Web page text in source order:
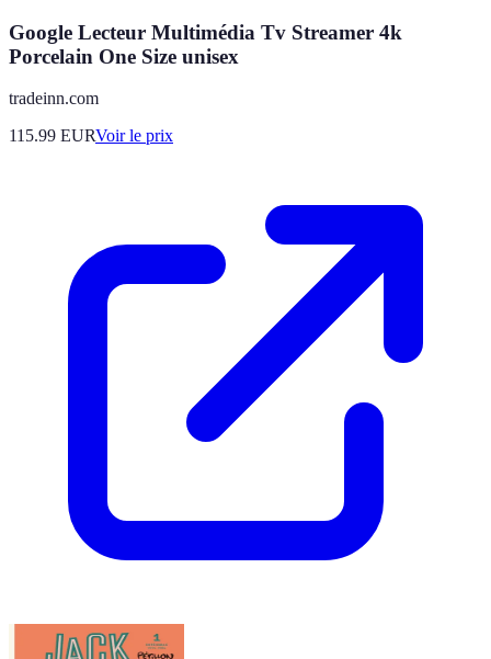
Google Lecteur Multimédia Tv Streamer 4k
Porcelain One Size unisex
tradeinn.com
115.99 EURVoir le prix